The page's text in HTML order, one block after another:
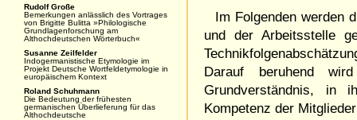
Im Folgenden werden
und der Arbeitsstelle
Darauf beruhend
Grundverständnis, in
Kompetenz der
Rudolf Große
Bemerkungen anlässlich des Vortrages
von Brigitte Bulitta »Philologische
Grundlagenforschung am
Althochdeutschen Wörterbuch«
Susanne Zeilfelder
Indogermanistische Etymologie im
Projekt Deutsche Wortfeldetymologie in
europäischem Kontext
Roland Schuhmann
Die Bedeutung der frühesten
germanischen Überlieferung für das
Althochdeutsche